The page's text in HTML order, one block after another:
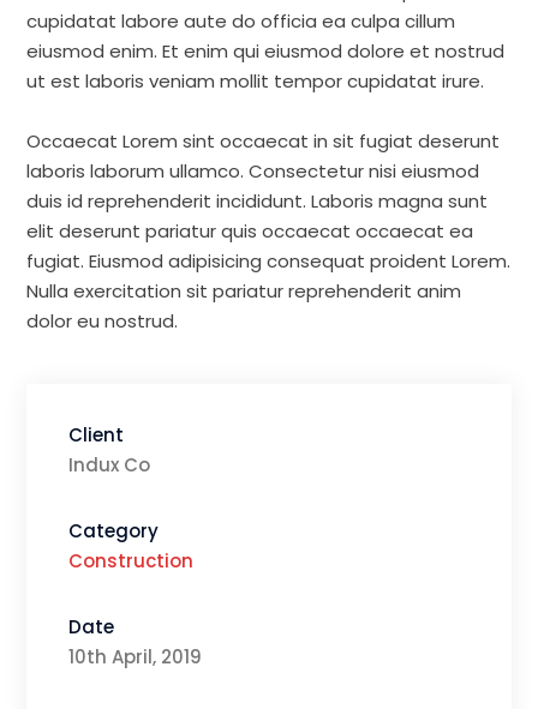
cupidatat labore aute do officia ea culpa cillum
eiusmod enim. Et enim qui eiusmod dolore et nostrud
ut est laboris veniam mollit tempor cupidatat irure.
Occaecat Lorem sint occaecat in sit fugiat deserunt
laboris laborum ullamco. Consectetur nisi eiusmod
duis id reprehenderit incididunt. Laboris magna sunt
elit deserunt pariatur quis occaecat occaecat ea
fugiat. Eiusmod adipisicing consequat proident Lorem.
Nulla exercitation sit pariatur reprehenderit anim
dolor eu nostrud.
Client
Indux Co
Category
Construction
Date
10th April, 2019